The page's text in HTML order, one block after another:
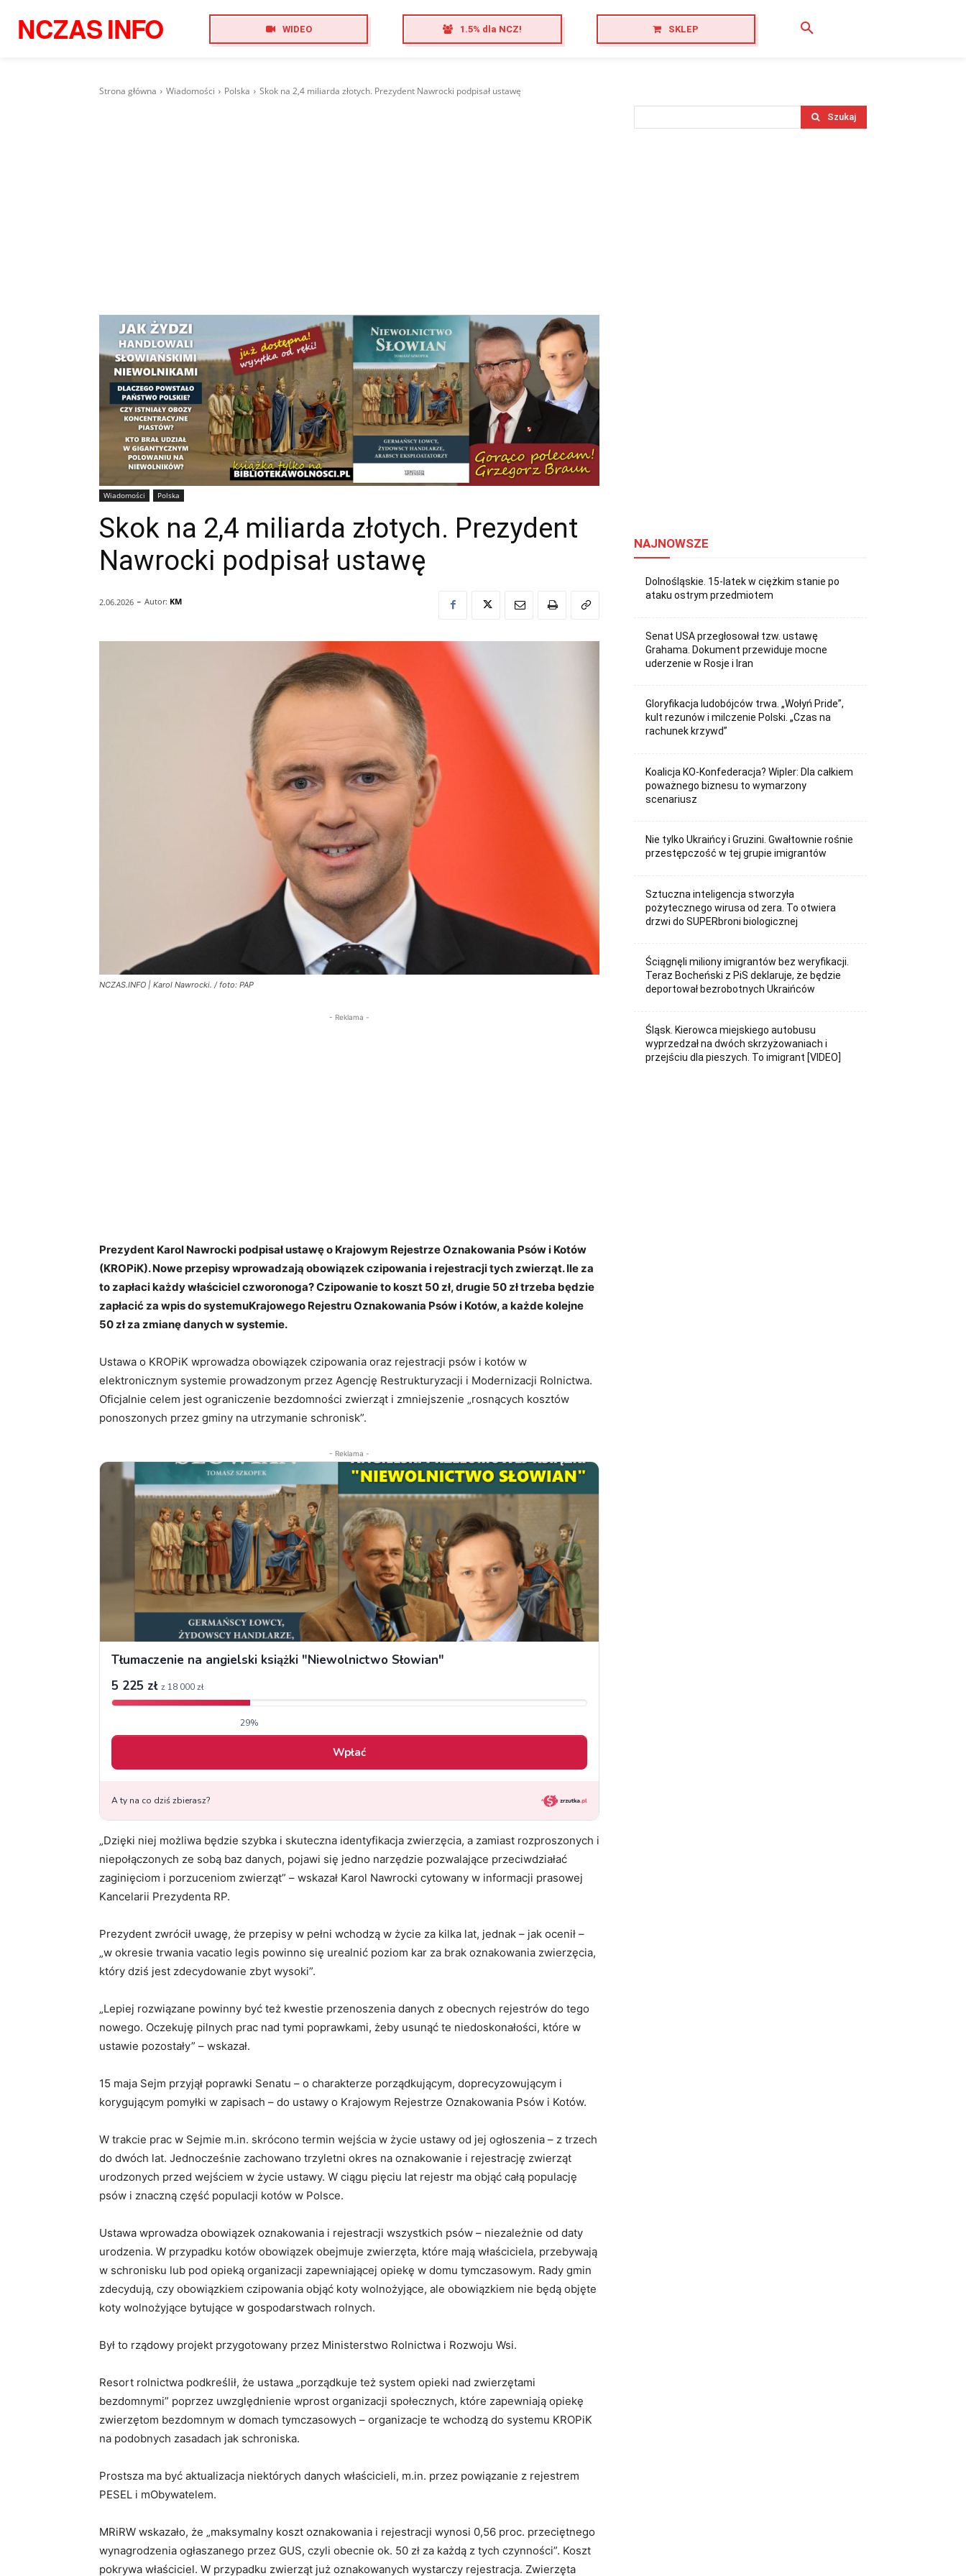
NCZASINFO WIDEO 1.5% dla NCZ! SKLEP
Strona główna Wiadomości Polska Skok na 2,4 miliarda złotych. Prezydent Nawrocki podpisał ustawę
Wiadomości Polska
Skok na 2,4 miliarda złotych. Prezydent
Nawrocki podpisał ustawę
2.06.2026 - Autor: KM
NCZAS.INFO | Karol Nawrocki. / foto: PAP
- Reklama -
Prezydent Karol Nawrocki podpisał ustawę o Krajowym Rejestrze Oznakowania Psów i Kotów
(KROPiK). Nowe przepisy wprowadzają obowiązek czipowania i rejestracji tych zwierząt. Ile za
to zapłaci każdy właściciel czworonoga? Czipowanie to koszt 50 zł, drugie 50 zł trzeba będzie
zapłacić za wpis do systemuKrajowego Rejestru Oznakowania Psów i Kotów, a każde kolejne
50 zł za zmianę danych w systemie.
Ustawa o KROPiK wprowadza obowiązek czipowania oraz rejestracji psów i kotów w
elektronicznym systemie prowadzonym przez Agencję Restrukturyzacji i Modernizacji Rolnictwa.
Oficjalnie celem jest ograniczenie bezdomności zwierząt i zmniejszenie „rosnących kosztów
ponoszonych przez gminy na utrzymanie schronisk”.
- Reklama -
„Dzięki niej możliwa będzie szybka i skuteczna identyfikacja zwierzęcia, a zamiast rozproszonych i
niepołączonych ze sobą baz danych, pojawi się jedno narzędzie pozwalające przeciwdziałać
zaginięciom i porzuceniom zwierząt” – wskazał Karol Nawrocki cytowany w informacji prasowej
Kancelarii Prezydenta RP.
Prezydent zwrócił uwagę, że przepisy w pełni wchodzą w życie za kilka lat, jednak – jak ocenił –
„w okresie trwania vacatio legis powinno się urealnić poziom kar za brak oznakowania zwierzęcia,
który dziś jest zdecydowanie zbyt wysoki”.
„Lepiej rozwiązane powinny być też kwestie przenoszenia danych z obecnych rejestrów do tego
nowego. Oczekuję pilnych prac nad tymi poprawkami, żeby usunąć te niedoskonałości, które w
ustawie pozostały” – wskazał.
15 maja Sejm przyjął poprawki Senatu – o charakterze porządkującym, doprecyzowującym i
korygującym pomyłki w zapisach – do ustawy o Krajowym Rejestrze Oznakowania Psów i Kotów.
W trakcie prac w Sejmie m.in. skrócono termin wejścia w życie ustawy od jej ogłoszenia – z trzech
do dwóch lat. Jednocześnie zachowano trzyletni okres na oznakowanie i rejestrację zwierząt
urodzonych przed wejściem w życie ustawy. W ciągu pięciu lat rejestr ma objąć całą populację
psów i znaczną część populacji kotów w Polsce.
Ustawa wprowadza obowiązek oznakowania i rejestracji wszystkich psów – niezależnie od daty
urodzenia. W przypadku kotów obowiązek obejmuje zwierzęta, które mają właściciela, przebywają
w schronisku lub pod opieką organizacji zapewniającej opiekę w domu tymczasowym. Rady gmin
zdecydują, czy obowiązkiem czipowania objąć koty wolnożyjące, ale obowiązkiem nie będą objęte
koty wolnożyjące bytujące w gospodarstwach rolnych.
Był to rządowy projekt przygotowany przez Ministerstwo Rolnictwa i Rozwoju Wsi.
Resort rolnictwa podkreślił, że ustawa „porządkuje też system opieki nad zwierzętami
bezdomnymi” poprzez uwzględnienie wprost organizacji społecznych, które zapewniają opiekę
zwierzętom bezdomnym w domach tymczasowych – organizacje te wchodzą do systemu KROPiK
na podobnych zasadach jak schroniska.
Prostsza ma być aktualizacja niektórych danych właścicieli, m.in. przez powiązanie z rejestrem
PESEL i mObywatelem.
MRiRW wskazało, że „maksymalny koszt oznakowania i rejestracji wynosi 0,56 proc. przeciętnego
wynagrodzenia ogłaszanego przez GUS, czyli obecnie ok. 50 zł za każdą z tych czynności”. Koszt
pokrywa właściciel. W przypadku zwierząt już oznakowanych wystarczy rejestracja. Zwierzęta
Szukaj
NAJNOWSZE
Dolnośląskie. 15-latek w ciężkim stanie po
ataku ostrym przedmiotem
Senat USA przegłosował tzw. ustawę
Grahama. Dokument przewiduje mocne
uderzenie w Rosje i Iran
Gloryfikacja ludobójców trwa. „Wołyń Pride”,
kult rezunów i milczenie Polski. „Czas na
rachunek krzywd”
Koalicja KO-Konfederacja? Wipler: Dla całkiem
poważnego biznesu to wymarzony
scenariusz
Nie tylko Ukraińcy i Gruzini. Gwałtownie rośnie
przestępczość w tej grupie imigrantów
Sztuczna inteligencja stworzyła
pożytecznego wirusa od zera. To otwiera
drzwi do SUPERbroni biologicznej
Ściągnęli miliony imigrantów bez weryfikacji.
Teraz Bocheński z PiS deklaruje, że będzie
deportował bezrobotnych Ukraińców
Śląsk. Kierowca miejskiego autobusu
wyprzedzał na dwóch skrzyżowaniach i
przejściu dla pieszych. To imigrant [VIDEO]